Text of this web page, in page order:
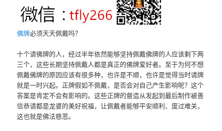
佛牌必须天天佩戴吗？
十个请佛牌的人，经过半年依然能够坚持佩戴佛牌的人应该剩下两
三个，这些长期坚持佩戴人都是真正的佛牌爱好者。至于为何不想
佩戴佛牌的原因应该有很多种，也许是不顺，也许是觉得当时请牌
就是一时兴起。正牌假如不佩戴，是否会对自己产生影响呢？这个
答案是肯定不会有影响的。这些正牌的督造从发起到最后制作被善
信恭请都是龙婆的美好祝福，让佩戴者能够平安顺利、度过难关，
这也就是佛法慈悲。